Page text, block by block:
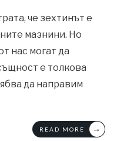
че зехтинът е
мазнини. Но
нас могат да
е толкова
да направим
READ MORE →